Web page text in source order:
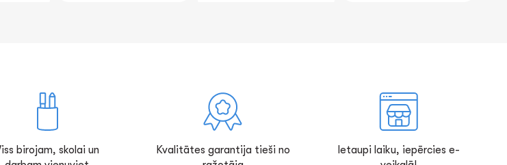
birojam, skolai un
Kvalitātes garantija tieši no
Ietaupi laiku, iepērcies e-